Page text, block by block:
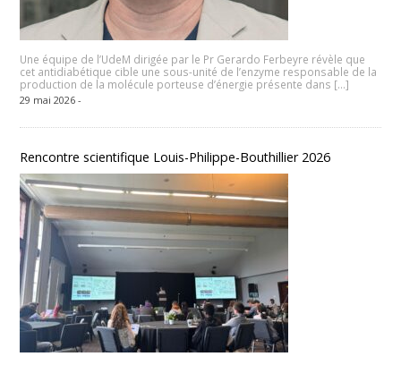
Une équipe de l’UdeM dirigée par le Pr Gerardo Ferbeyre révèle que
cet antidiabétique cible une sous-unité de l’enzyme responsable de la
production de la molécule porteuse d’énergie présente dans […]
29 mai 2026 -
Rencontre scientifique Louis-Philippe-Bouthillier 2026